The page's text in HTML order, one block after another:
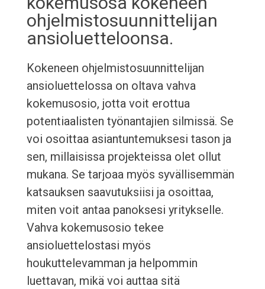
ohjelmistosuunnittelijan
ansioluetteloonsa.
Kokeneen ohjelmistosuunnittelijan
ansioluettelossa on oltava vahva
kokemusosio, jotta voit erottua
potentiaalisten työnantajien silmissä. Se
voi osoittaa asiantuntemuksesi tason ja
sen, millaisissa projekteissa olet ollut
mukana. Se tarjoaa myös syvällisemmän
katsauksen saavutuksiisi ja osoittaa,
miten voit antaa panoksesi yritykselle.
Vahva kokemusosio tekee
ansioluettelostasi myös
houkuttelevamman ja helpommin
luettavan, mikä voi auttaa sitä